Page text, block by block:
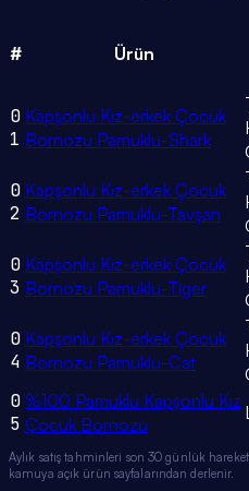
# Ürün
0
1
Kapşonlu Kız-erkek Çocuk
Bornozu Pamuklu-Shark
0
2
Kapşonlu Kız-erkek Çocuk
Bornozu Pamuklu-Tavşan
0
3
Kapşonlu Kız-erkek Çocuk
Bornozu Pamuklu-Tiger
0
4
Kapşonlu Kız-erkek Çocuk
Bornozu Pamuklu-Cat
0
5
%100 Pamuklu Kapşonlu Kız
Çocuk Bornozu
Aylık satış tahminleri son 30 günlük
kamuya açık ürün sayfalarından derlenir.